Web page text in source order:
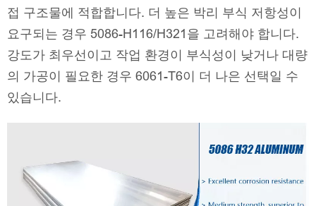
접 구조물에 적합합니다. 더 높은 박리 부식 저항성이
요구되는 경우 5086-H116/H321을 고려해야 합니다.
강도가 최우선이고 작업 환경이 부식성이 낮거나 대량
의 가공이 필요한 경우 6061-T6이 더 나은 선택일 수
있습니다.